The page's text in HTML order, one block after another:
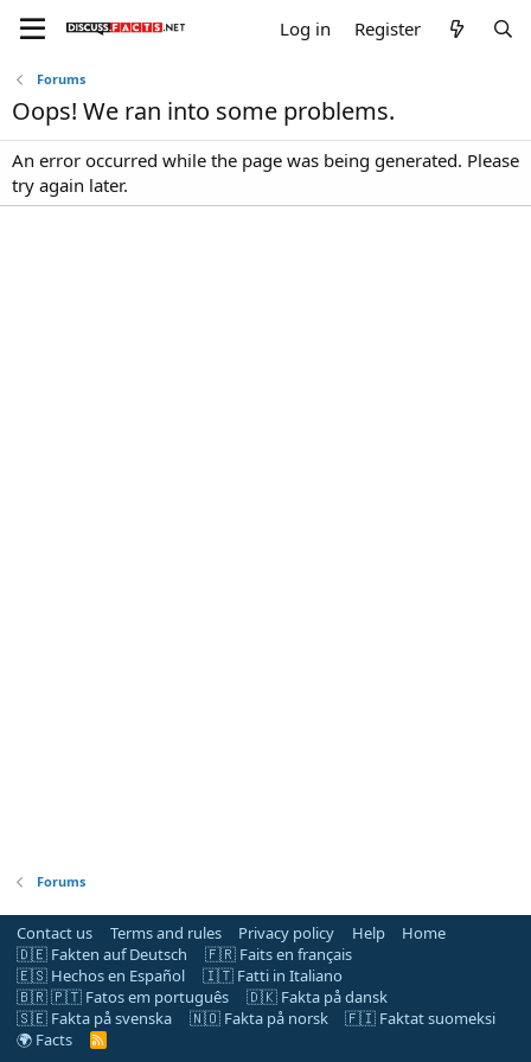
Log in Register
Forums
Oops! We ran into some problems.
An error occurred while the page was being generated. Please
try again later.
Forums
Contact us Terms and rules Privacy policy Help
Home
🇩🇪 Fakten auf Deutsch
🇫🇷 Faits en français
🇪🇸 Hechos en Español
🇮🇹 Fatti in Italiano
🇧🇷 🇵🇹 Fatos em português
🇩🇰 Fakta på dansk
🇸🇪 Fakta på svenska
🇳🇴 Fakta på norsk
🇫🇮 Faktat suomeksi
🌍 Facts
R